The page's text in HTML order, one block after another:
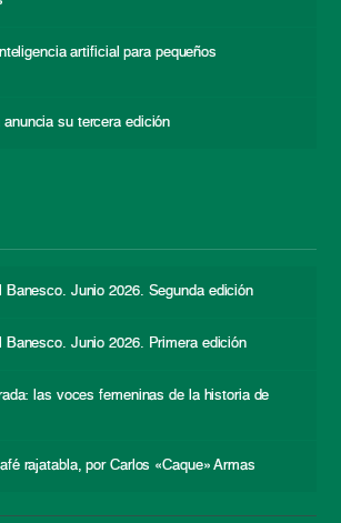
artificial para pequeños
anuncia su tercera edición
Banesco. Junio 2026. Segunda edición
Banesco. Junio 2026. Primera edición
las voces femeninas de la historia de
rajatabla, por Carlos «Caque» Armas